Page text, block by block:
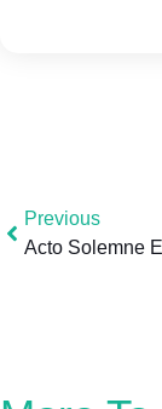
Previous
Acto Solemne